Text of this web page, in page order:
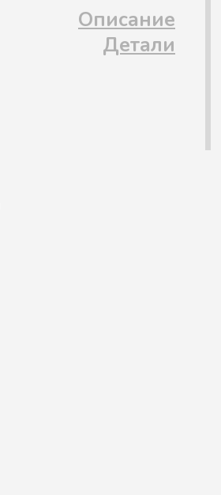
Описание
Детали